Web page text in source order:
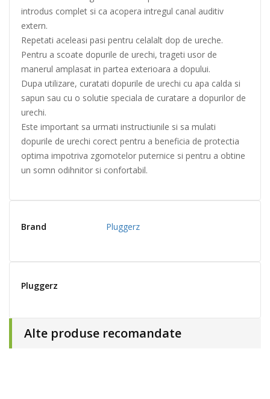
introdus complet si ca acopera intregul canal auditiv
extern.
Repetati aceleasi pasi pentru celalalt dop de ureche.
Pentru a scoate dopurile de urechi, trageti usor de
manerul amplasat in partea exterioara a dopului.
Dupa utilizare, curatati dopurile de urechi cu apa calda si
sapun sau cu o solutie speciala de curatare a dopurilor de
urechi.
Este important sa urmati instructiunile si sa mulati
dopurile de urechi corect pentru a beneficia de protectia
optima impotriva zgomotelor puternice si pentru a obtine
un somn odihnitor si confortabil.
Brand Pluggerz
Pluggerz
Alte produse recomandate